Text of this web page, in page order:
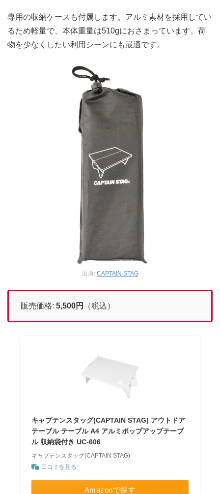
専用の収納ケースも付属します。アルミ素材を採用してい
るため軽量で、本体重量は510gにおさまっています。荷
物を少なくしたい利用シーンにも最適です。
出典: CAPTAIN STAG
販売価格: 5,500円 （税込）
キャプテンスタッグ(CAPTAIN STAG) アウトドア
テーブル テーブル A4 アルミポップアップテーブ
ル 収納袋付き UC-606
キャプテンスタッグ(CAPTAIN STAG)
口コミを見る
Amazonで探す